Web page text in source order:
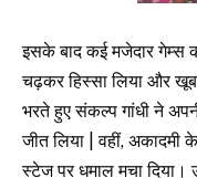
इसके बाद कई मजेदार गेम्स
चढ़कर हिस्सा लिया और
भरते हुए संकल्प गांधी ने
जीत लिया | वहीं, अकादमी
स्टेज पर धमाल मचा